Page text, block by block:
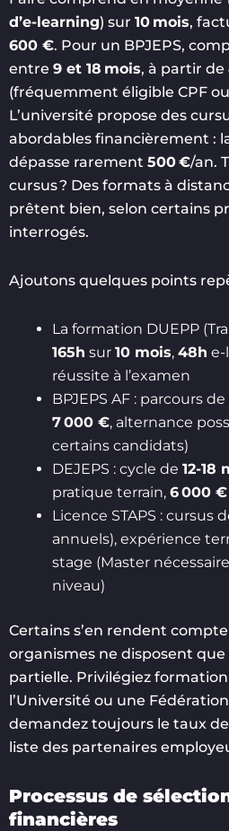
d’e-learning) sur 10 mois,
600 €. Pour un BPJEPS,
entre 9 et 18 mois, à partir de
(fréquemment éligible CPF
L’université propose des
abordables financièrement :
dépasse rarement 500 €/an.
cursus ? Des formats à
prêtent bien, selon certains
interrogés.
Ajoutons quelques points
La formation DUEPP
165h sur 10 mois, 48h e-
réussite à l’examen
BPJEPS AF : parcours de
7 000 €, alternance
certains candidats)
DEJEPS : cycle de 12-18
pratique terrain, 6 000
Licence STAPS : cursus
annuels), expérience
stage (Master
niveau)
Certains s’en rendent
organismes ne disposent que
partielle. Privilégiez formation
l’Université ou une
demandez toujours le taux
liste des partenaires
Processus de
financières